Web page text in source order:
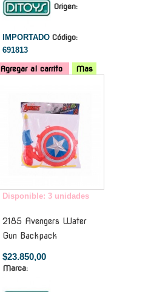
Origen:
IMPORTADO Código:
691813
Agregar al carrito
Mas
Disponible: 3 unidades
2185 Avengers Water
Gun Backpack
$23.850,00
Marca: